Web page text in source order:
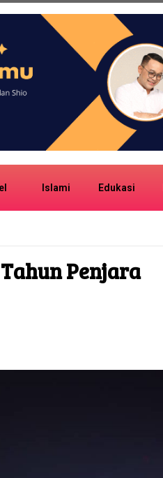
Islami Edukasi
Penjara